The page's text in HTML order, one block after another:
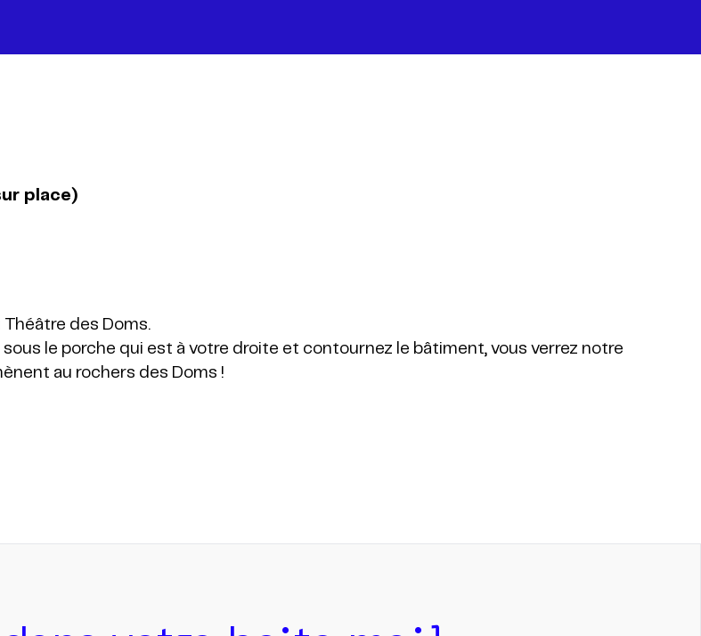
place)
des Doms.
le porche qui est à votre droite et contournez le bâtiment, vous verrez notre